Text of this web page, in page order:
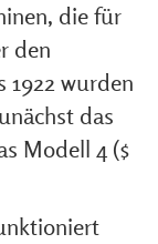
die für
den
1922 wurden
das
Modell 4 ($